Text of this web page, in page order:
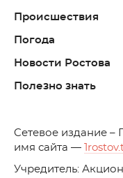
Происшествия
Погода
Новости Ростова
Полезно знать
Cетевое издание
имя сайта —
Учредитель: